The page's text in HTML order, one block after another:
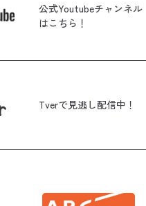
公式Youtubeチャンネル
はこちら！
Tverで見逃し配信中！